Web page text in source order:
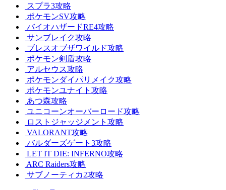
スプラ3攻略
ポケモンSV攻略
バイオハザードRE4攻略
サンブレイク攻略
ブレスオブザワイルド攻略
ポケモン剣盾攻略
アルセウス攻略
ポケモンダイパリメイク攻略
ポケモンユナイト攻略
あつ森攻略
ユニコーンオーバーロード攻略
ロストジャッジメント攻略
VALORANT攻略
バルダーズゲート3攻略
LET IT DIE: INFERNO攻略
ARC Raiders攻略
サブノーティカ2攻略